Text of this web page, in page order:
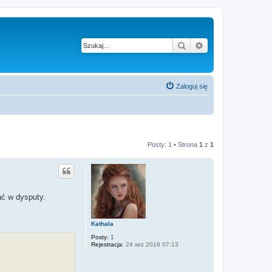
Szukaj
Zaloguj się
Posty: 1 • Strona 1 z 1
Kathala
Posty: 1
Rejestracja: 24 wrz 2019 07:13
w dysputy.